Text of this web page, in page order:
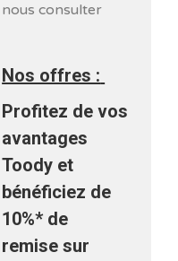
nous consulter
Nos offres :
Profitez de vos
avantages
Toody et
bénéficiez de
10%* de
remise sur